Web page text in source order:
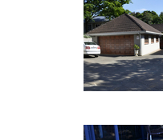
Wir befinden uns in
Restaurants und auch
fabelhafte, gesunde
bietet. Diese können
Veranda aufgewärmt